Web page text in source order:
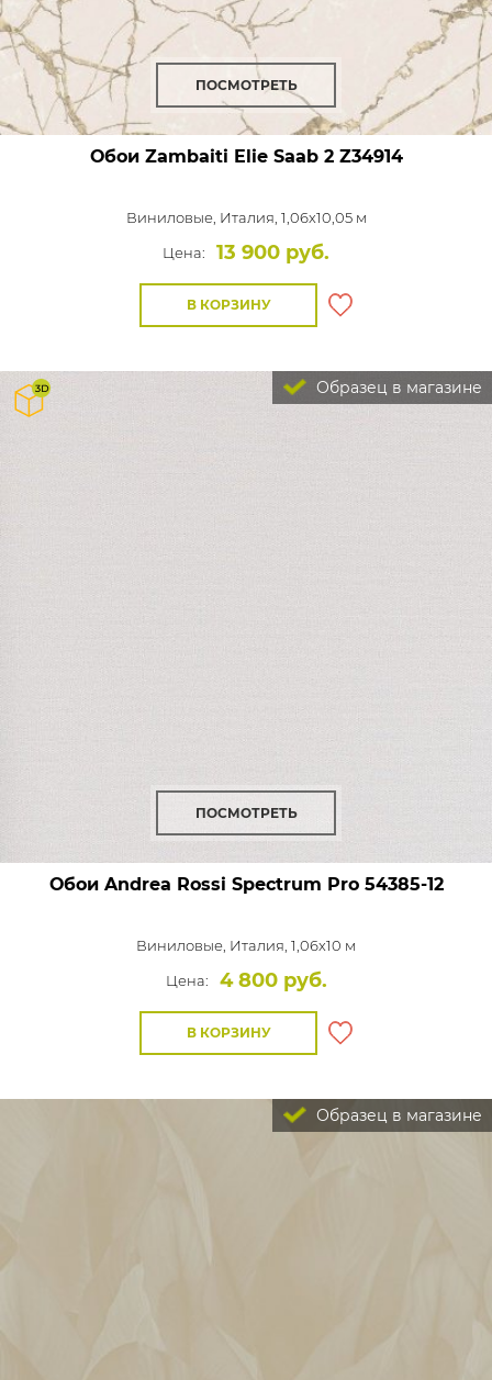
ПОСМОТРЕТЬ
Обои Zambaiti Elie Saab 2Z34914
Виниловые, Италия, 1,06x10,05 м
Цена:
13 900 руб.
В КОРЗИНУ
Образец в магазине
ПОСМОТРЕТЬ
Обои Andrea Rossi Spectrum Pro54385-12
Виниловые, Италия, 1,06x10 м
Цена:
4 800 руб.
В КОРЗИНУ
Образец в магазине